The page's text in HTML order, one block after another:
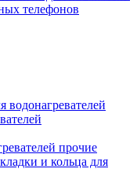
телефонов
водонагревателей
прочие
и кольца для